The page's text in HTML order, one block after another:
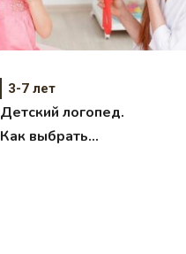
3-7 лет
Детский логопед.
Как выбрать